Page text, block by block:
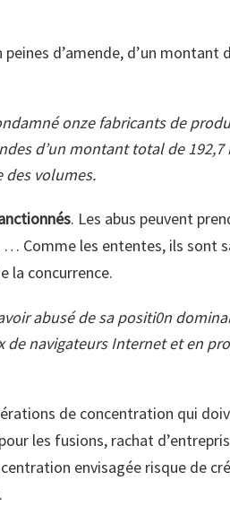
d’amende, d’un montant
onze fabricants de
d’un montant total de 192,7
des volumes.
. Les abus peuvent
… Comme les ententes, ils sont
la concurrence.
abusé de sa positi0n
navigateurs Internet et en
de concentration qui
les fusions, rachat
envisagée risque de